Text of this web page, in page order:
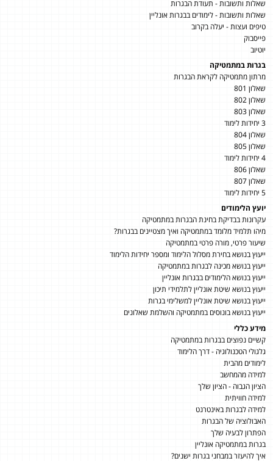
שאלות ותשובות - תעודת הבגרות
שאלות ותשובות - לימודים בבגרות אונליין
טיפים ועצות - יעלה בקרוב
פייסבוק
יוטיוב
בגרות במתמטיקה
מרתון מתמטיקה לקראת הבגרות
שאלון 801
שאלון 802
שאלון 803
3 יחידות לימוד
שאלון 804
שאלון 805
4 יחידות לימוד
שאלון 806
שאלון 807
5 יחידות לימוד
יועץ הלימודים
עקרונות בבדיקת בחינת הבגרות במתמטיקה
מיהו תלמיד מלומד במתמטיקה ואיך מצטיינים בבגרות?
שיעור פרטי, מורה פרטי במתמטיקה
ייעוץ בנושא בחירת מסלול הלימוד ומספר יחידות הלימוד
ייעוץ בנושא מכינה לבגרות במתמטיקה
ייעוץ בנושא הלימודים בבגרות אונליין
ייעוץ בנושא שיטת אונליין לתלמידי תיכון
ייעוץ בנושא שיטת אונליין למשלימי בגרות
ייעוץ בנושא בונוסים במתמטיקה והשלמת שאלונים
מידע כללי
קשיים נפוצים בבגרות במתמטיקה
גלגולי הטכנולוגיה - דרך הלימוד
לימודים מהבית
למידה מהמחשב
הציון הגבוה - הציון שלך
למידה חוויתית
למידה לבגרות באינטרנט
האבולוציה של הבגרות
הפתרון לבעיה שלך
בגרות במתמטיקה אונליין
איך להיעזר במבחני בגרות ישנים?